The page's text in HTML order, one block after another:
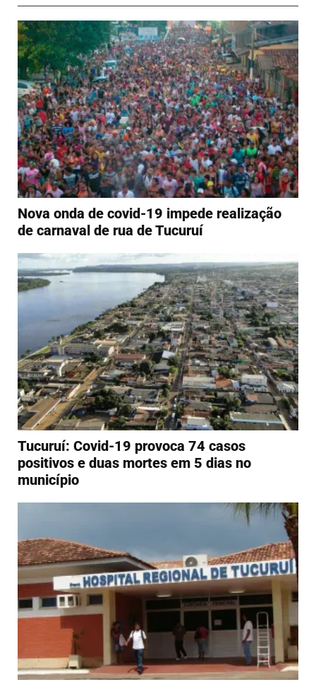
Nova onda de covid-19 impede realização
de carnaval de rua de Tucuruí
Tucuruí: Covid-19 provoca 74 casos
positivos e duas mortes em 5 dias no
município